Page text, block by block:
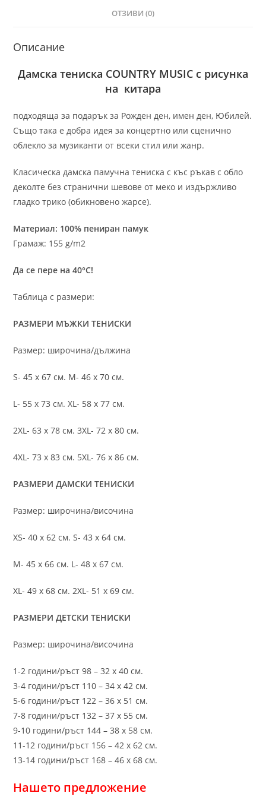
ОТЗИВИ (0)
Описание
Дамска тениска COUNTRY MUSIC с рисунка
на китара
подходяща за подарък за Рожден ден, имен ден, Юбилей.
Също така е добра идея за концертно или сценично
облекло за музиканти от всеки стил или жанр.
Класическа дамска памучна тениска с къс ръкав с обло
деколте без странични шевове от меко и издържливо
гладко трико (обикновено жарсе).
Материал: 100% пениран памук
Грамаж: 155 g/m2
Да се пере на 40°C!
Таблица с размери:
РАЗМЕРИ МЪЖКИ ТЕНИСКИ
Размер: широчина/дължина
S- 45 х 67 см. M- 46 х 70 см.
L- 55 х 73 см. XL- 58 х 77 см.
2XL- 63 х 78 см. 3XL- 72 х 80 см.
4XL- 73 х 83 см. 5XL- 76 х 86 см.
РАЗМЕРИ ДАМСКИ ТЕНИСКИ
Размер: широчина/височина
XS- 40 х 62 см. S- 43 х 64 см.
M- 45 х 66 см. L- 48 х 67 см.
XL- 49 х 68 см. 2XL- 51 х 69 см.
РАЗМЕРИ ДЕТСКИ ТЕНИСКИ
Размер: широчина/височина
1-2 години/ръст 98 – 32 х 40 см.
3-4 години/ръст 110 – 34 х 42 см.
5-6 години/ръст 122 – 36 х 51 см.
7-8 години/ръст 132 – 37 х 55 см.
9-10 години/ръст 144 – 38 х 58 см.
11-12 години/ръст 156 – 42 x 62 см.
13-14 години/ръст 168 – 46 х 68 см.
Нашето предложение